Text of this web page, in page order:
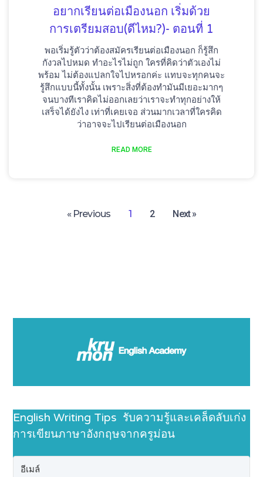
อยากเรียนต่อเมืองนอก เริ่มด้วย
การเตรียมสอบ(ดีไหม?)- ตอนที่ 1
พอเริ่มรู้ตัวว่าต้องสมัครเรียนต่อเมืองนอก ก็รู้สึก
กังวลไปหมด ทำอะไรไม่ถูก ใครที่คิดว่าตัวเองไม่
พร้อม ไม่ต้องแปลกใจไปหรอกค่ะ แทบจะทุกคนจะ
รู้สึกแบบนี้ทั้งนั้น เพราะสิ่งที่ต้องทำมันมีเยอะมากๆ
จนบางทีเราคิดไม่ออกเลยว่าเราจะทำทุกอย่างให้
เสร็จได้ยังไง เท่าที่เคยเจอ ส่วนมากเวลาที่ใครคิด
ว่าอาจจะไปเรียนต่อเมืองนอก
READ MORE
« Previous 1 2 Next »
English Writing Tips รับความรู้และเคล็ดลับเก่ง
การเขียนภาษาอังกฤษจากครูม่อน